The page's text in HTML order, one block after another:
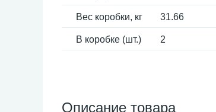
Вес коробки, кг 31.66
В коробке (шт.) 2
Описание товара